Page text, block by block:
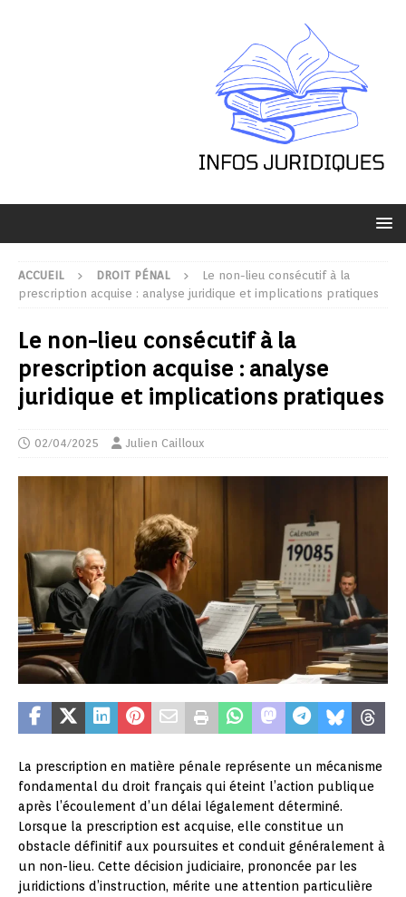
ACCUEIL DROIT PÉNAL
Le non-lieu consécutif à la
prescription acquise : analyse juridique et implications pratiques
Le non-lieu consécutif à la
prescription acquise : analyse
juridique et implications pratiques
02/04/2025 Julien Cailloux
La prescription en matière pénale représente un mécanisme
fondamental du droit français qui éteint l’action publique
après l’écoulement d’un délai légalement déterminé.
Lorsque la prescription est acquise, elle constitue un
obstacle définitif aux poursuites et conduit généralement à
un non-lieu. Cette décision judiciaire, prononcée par les
juridictions d’instruction, mérite une attention particulière